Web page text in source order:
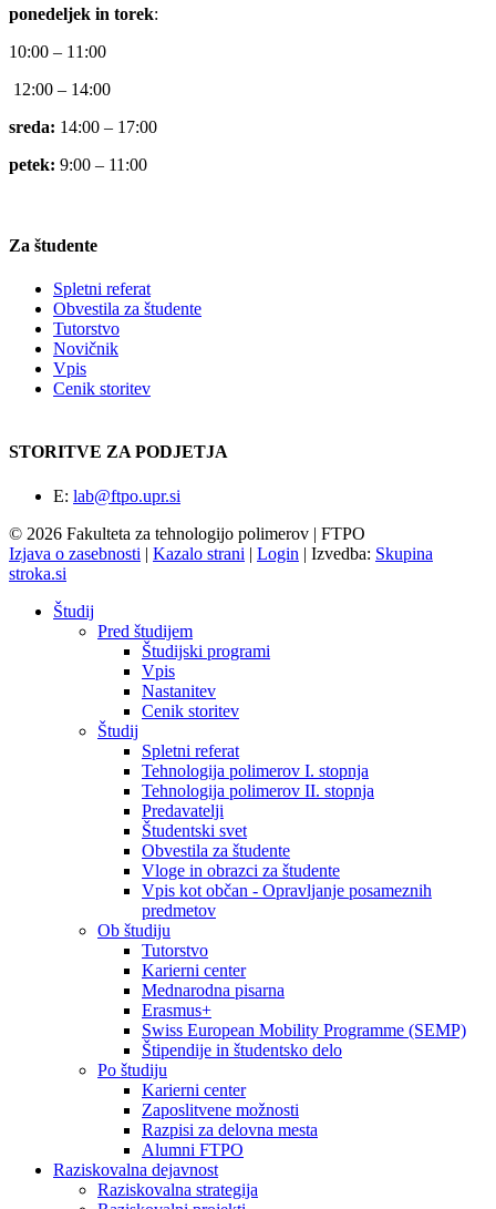
ponedeljek in torek:
10:00 – 11:00
12:00 – 14:00
sreda: 14:00 – 17:00
petek: 9:00 – 11:00
Za študente
Spletni referat
Obvestila za študente
Tutorstvo
Novičnik
Vpis
Cenik storitev
STORITVE ZA PODJETJA
E: lab@ftpo.upr.si
© 2026 Fakulteta za tehnologijo polimerov | FTPO
Izjava o zasebnosti | Kazalo strani | Login | Izvedba: Skupina
stroka.si
Študij
Pred študijem
Študijski programi
Vpis
Nastanitev
Cenik storitev
Študij
Spletni referat
Tehnologija polimerov I. stopnja
Tehnologija polimerov II. stopnja
Predavatelji
Študentski svet
Obvestila za študente
Vloge in obrazci za študente
Vpis kot občan - Opravljanje posameznih
predmetov
Ob študiju
Tutorstvo
Karierni center
Mednarodna pisarna
Erasmus+
Swiss European Mobility Programme (SEMP)
Štipendije in študentsko delo
Po študiju
Karierni center
Zaposlitvene možnosti
Razpisi za delovna mesta
Alumni FTPO
Raziskovalna dejavnost
Raziskovalna strategija